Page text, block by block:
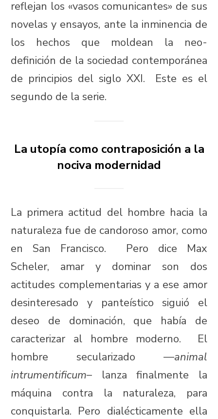
reflejan los «vasos comunicantes» de sus
novelas y ensayos, ante la inminencia de
los hechos que moldean la neo-
definición de la sociedad contemporánea
de principios del siglo XXI. Este es el
segundo de la serie.
La utopía como contraposición a la
nociva modernidad
La primera actitud del hombre hacia la
naturaleza fue de candoroso amor, como
en San Francisco. Pero dice Max
Scheler, amar y dominar son dos
actitudes complementarias y a ese amor
desinteresado y panteístico siguió el
deseo de dominación, que había de
caracterizar al hombre moderno. El
hombre secularizado ––animal
intrumentificum– lanza finalmente la
máquina contra la naturaleza, para
conquistarla. Pero dialécticamente ella